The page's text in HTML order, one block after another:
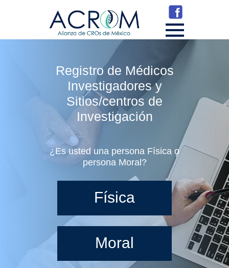
Bienvenido
¿Quiénes somos?
Servicios
Registro de Médicos
Investigadores y
Sitios/centros de
Investigación
¿Es usted una persona Física o
persona Moral?
Física
Moral